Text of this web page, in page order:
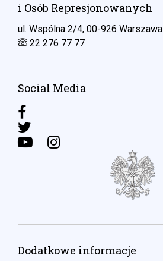
i Osób Represjonowanych
ul. Wspólna 2/4, 00-926 Warszawa
22 276 77 77
Social Media
Dodatkowe informacje